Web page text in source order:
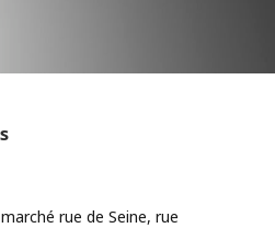
rue de Seine, rue